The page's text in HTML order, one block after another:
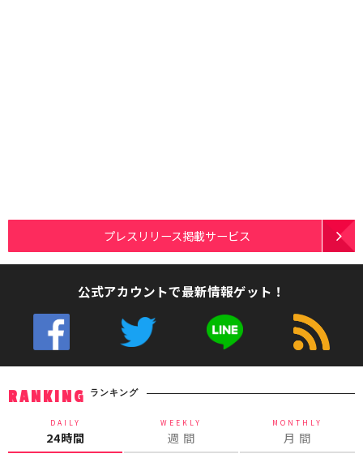
プレスリリース掲載サービス
公式アカウントで最新情報ゲット！
RANKING ランキング
DAILY
24時間
WEEKLY
週 間
MONTHLY
月 間